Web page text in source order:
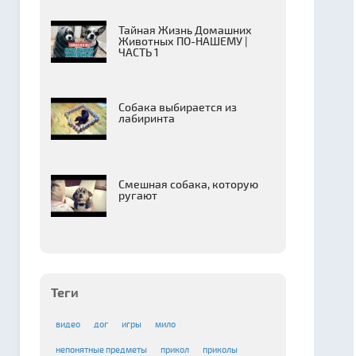
Тайная Жизнь Домашних
Животных ПО-НАШЕМУ |
ЧАСТЬ 1
Собака выбирается из
лабиринта
Смешная собака, которую
ругают
Теги
видео дог игры мило
непонятные предметы прикол приколы